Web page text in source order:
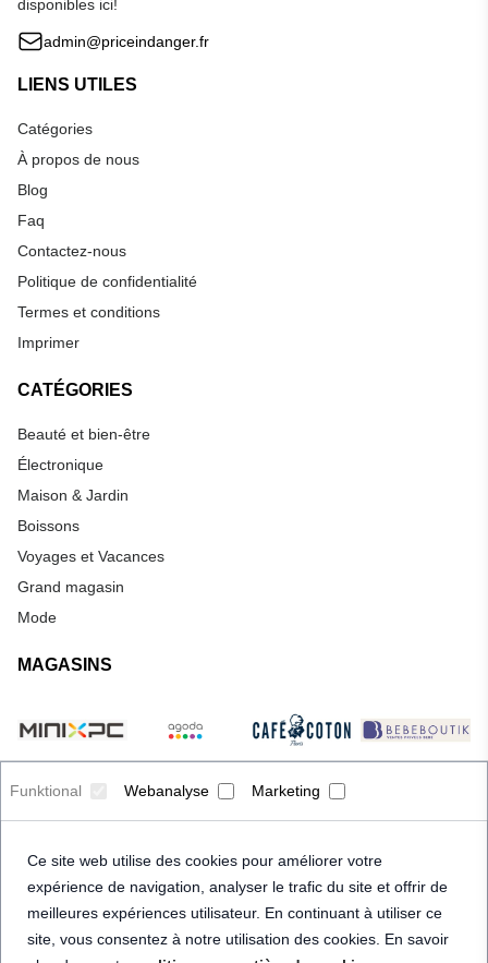
Funktional Webanalyse Marketing
Ce site web utilise des cookies pour améliorer votre
expérience de navigation, analyser le trafic du site et offrir de
meilleures expériences utilisateur. En continuant à utiliser ce
site, vous consentez à notre utilisation des cookies. En savoir
disponibles ici!
admin@priceindanger.fr
LIENS UTILES
Catégories
À propos de nous
Blog
Faq
Contactez-nous
Politique de confidentialité
Termes et conditions
Imprimer
CATÉGORIES
Beauté et bien-être
Électronique
Maison & Jardin
Boissons
Voyages et Vacances
Grand magasin
Mode
MAGASINS